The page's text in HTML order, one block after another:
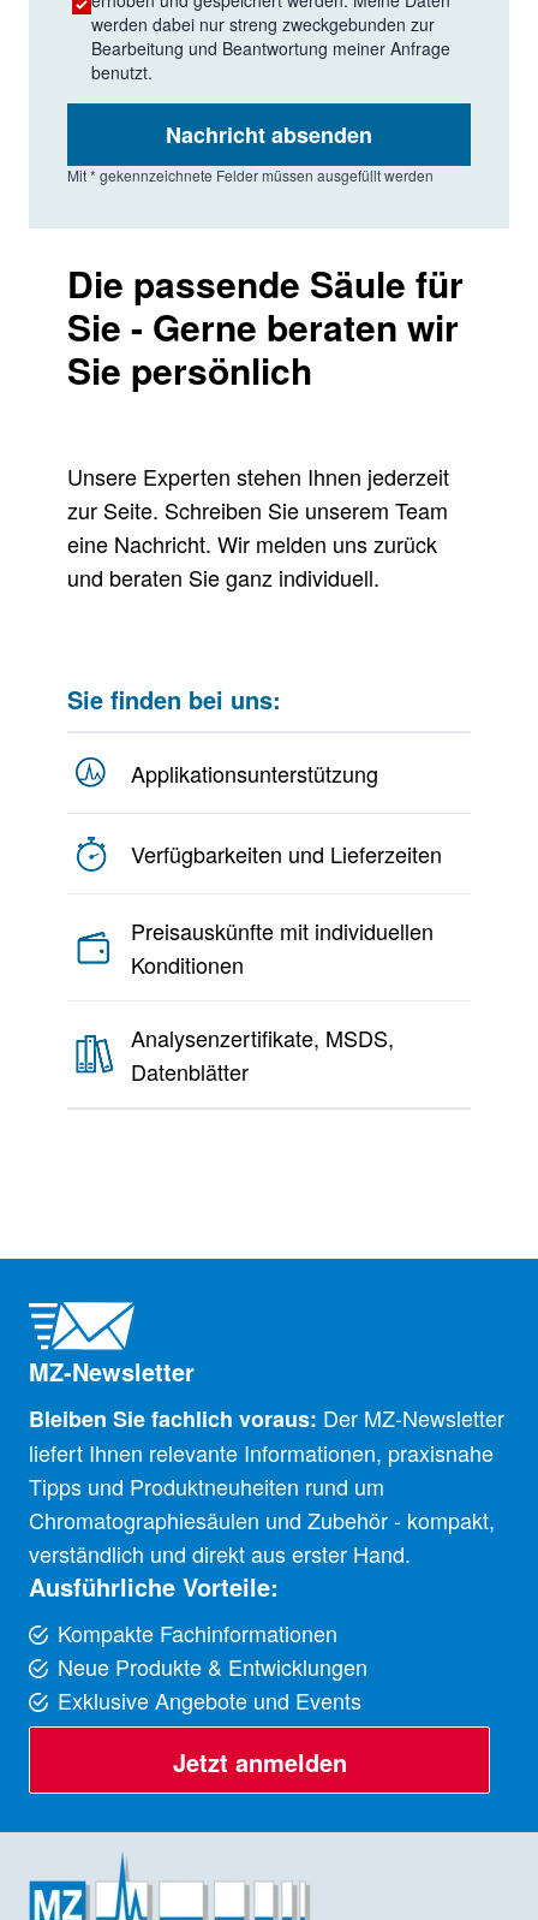
werden dabei nur streng zweckgebunden zur
Bearbeitung und Beantwortung meiner Anfrage
benutzt.
Nachricht absenden
Mit * gekennzeichnete Felder müssen ausgefüllt werden
Die passende Säule für
Sie - Gerne beraten wir
Sie persönlich
Unsere Experten stehen Ihnen jederzeit
zur Seite. Schreiben Sie unserem Team
eine Nachricht. Wir melden uns zurück
und beraten Sie ganz individuell.
Sie finden bei uns:
Applikationsunterstützung
Verfügbarkeiten und Lieferzeiten
Preisauskünfte mit individuellen
Konditionen
Analysenzertifikate, MSDS,
Datenblätter
MZ-Newsletter
Bleiben Sie fachlich voraus: Der MZ-Newsletter
liefert Ihnen relevante Informationen, praxisnahe
Tipps und Produktneuheiten rund um
Chromatographiesäulen und Zubehör - kompakt,
verständlich und direkt aus erster Hand.
Ausführliche Vorteile:
Kompakte Fachinformationen
Neue Produkte & Entwicklungen
Exklusive Angebote und Events
Jetzt anmelden